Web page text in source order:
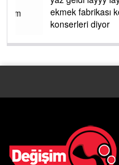
ekmek fabrikası kent
konserleri diyor